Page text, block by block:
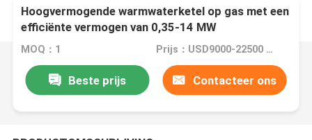
Hoogvermogende warmwaterketel op gas met een
efficiënte vermogen van 0,35-14 MW
MOQ：1 Prijs：USD9000-22500 set
Beste prijs Contacteer ons